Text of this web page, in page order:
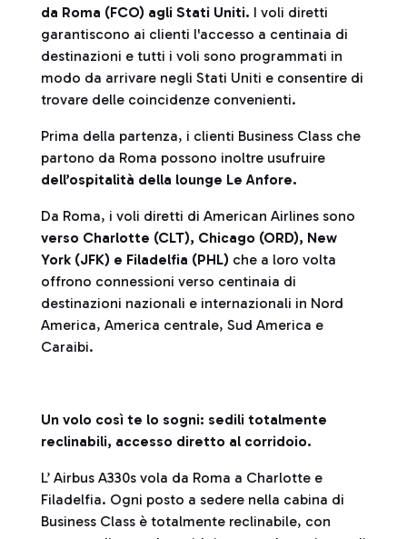
da Roma (FCO) agli Stati Uniti. I voli diretti
garantiscono ai clienti l'accesso a centinaia di
destinazioni e tutti i voli sono programmati in
modo da arrivare negli Stati Uniti e consentire di
trovare delle coincidenze convenienti.
Prima della partenza, i clienti Business Class che
partono da Roma possono inoltre usufruire
dell’ospitalità della lounge Le Anfore.
Da Roma, i voli diretti di American Airlines sono
verso Charlotte (CLT), Chicago (ORD), New
York (JFK) e Filadelfia (PHL) che a loro volta
offrono connessioni verso centinaia di
destinazioni nazionali e internazionali in Nord
America, America centrale, Sud America e
Caraibi.
Un volo così te lo sogni: sedili totalmente
reclinabili, accesso diretto al corridoio.
L’ Airbus A330s vola da Roma a Charlotte e
Filadelfia. Ogni posto a sedere nella cabina di
Business Class è totalmente reclinabile, con